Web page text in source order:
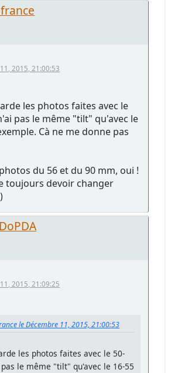
2015, 21:00:53
les photos faites avec le
pas le même "tilt" qu'avec le
Cà ne me donne pas
du 56 et du 90 mm, oui !
toujours devoir changer
2015, 21:09:25
le Décembre 11, 2015, 21:00:53
les photos faites avec le 50-
le même "tilt" qu'avec le 16-55